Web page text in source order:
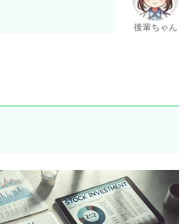
後輩ちゃん